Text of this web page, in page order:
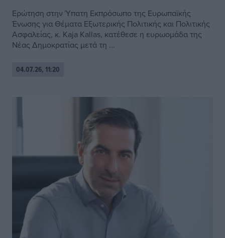
Ερώτηση στην Ύπατη Εκπρόσωπο της Ευρωπαϊκής
Ένωσης για Θέματα Εξωτερικής Πολιτικής και Πολιτικής
Ασφαλείας, κ. Kaja Kallas, κατέθεσε η ευρωομάδα της
Νέας Δημοκρατίας μετά τη ...
04.07.26, 11:20